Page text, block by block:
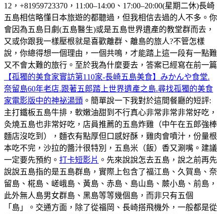
12，+81959723370，11:00–14:00、17:00–20:00(星期二休)長崎
五島相信略懂日本旅遊的都聽過，但我相信去過的人不多。你
會因為五島日劇(五島醫生)或是五島世界遺產的教堂群而去，
又或你跟我一樣壓根就是喜歡離群、離島的旅人?不管怎樣
說，你總得想一個理由，一個共鳴，才能踏上這一段有一點難
又不會太難的旅行。至於我為什麼要去，答案已經寫在前一篇
【孤獨的美食家實訪第110家-長崎五島美食】みかんや食堂.
奈留島60年老店.跟著五郎踏上世界遺產之島.尋找孤獨的美食
家電影版中的神祕湯頭 。簡單說一下我對於這間餐廳的短評:
主打鐵板五島牛排，軟嫩油甜到不行真心非常非常非常好吃，
灸燒五島也非常好吃，店員推薦的五島炸雞（中午在五郎強棒
麵店沒吃到），麵衣有點厚但口感好酥，雞肉會噴汁，份量根
本吃不完，沙拉的醬汁很特別，五島米（飯）香又涮嘴。建議
一定要先預約。 打卡短影片 。先來說說怎去五島，說之前再先
說說五島指的是五島群島，實際上包含了福江島、久賀島、奈
留島、椛島、嵯峨島、黃島、赤島、島山島、蕨小島、前島，
此外無人島男女群島、黑島等等幾個島，而非只有五個
「島」。交通方面，除了從福岡、長崎搭飛機外，一般都是從